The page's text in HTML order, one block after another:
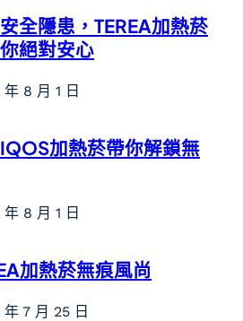
全隱患，TEREA加熱菸
絕對安心
8 月 1 日
加熱菸帶你解鎖無
8 月 1 日
加熱菸無痕風尚
7 月 25 日